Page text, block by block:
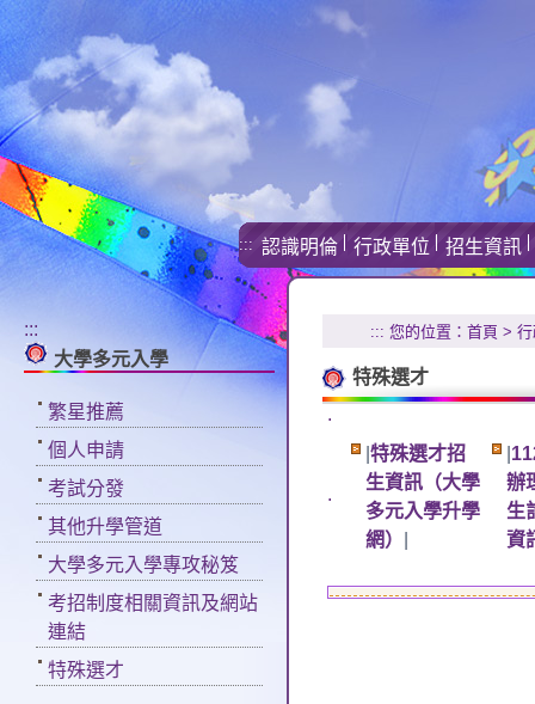
::: 認識明倫 行政單位 招生資訊
:::
大學多元入學
繁星推薦
個人申請
考試分發
其他升學管道
大學多元入學專攻秘笈
考招制度相關資訊及網站
連結
特殊選才
::: 您的位置： 首頁 >
特殊選才
.
.
特殊選才招
生資訊（大學
多元入學升學
網）
辦
生
資